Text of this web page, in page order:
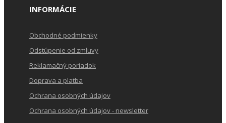
INFORMÁCIE
Obchodné podmienky
Odstúpenie od zmluvy
Reklamačný poriadok
Doprava a platba
Ochrana osobných údajov
Ochrana osobných údajov - newsletter